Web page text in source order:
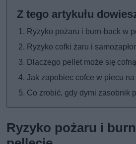
Ryzyko pożaru i burn-back w
Ryzyko cofki żaru i
Dlaczego pellet może się
Jak zapobiec cofce w piecu
Co zrobić, gdy dymi zasobnik
Ryzyko pożaru i